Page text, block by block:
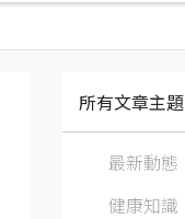
所有文章主題
最新動態
健康知識